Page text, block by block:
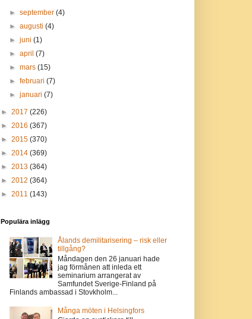
► september (4)
► augusti (4)
► juni (1)
► april (7)
► mars (15)
► februari (7)
► januari (7)
► 2017 (226)
► 2016 (367)
► 2015 (370)
► 2014 (369)
► 2013 (364)
► 2012 (364)
► 2011 (143)
Populära inlägg
Ålands demilitarisering – risk eller
tillgång?
Måndagen den 26 januari hade
jag förmånen att inleda ett
seminarium arrangerat av
Samfundet Sverige-Finland på
Finlands ambassad i Stovkholm...
Många möten i Helsingfors